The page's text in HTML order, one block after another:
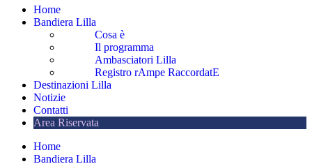
Home
Bandiera Lilla
Cosa è
Il programma
Ambasciatori Lilla
Registro rAmpe RaccordatE
Destinazioni Lilla
Notizie
Contatti
Area Riservata
Home
Bandiera Lilla